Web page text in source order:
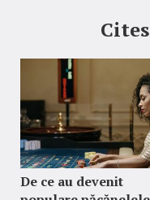
De ce au devenit